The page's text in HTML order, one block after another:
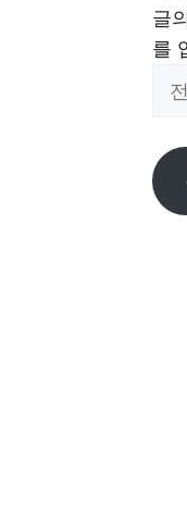
글
를
편
주